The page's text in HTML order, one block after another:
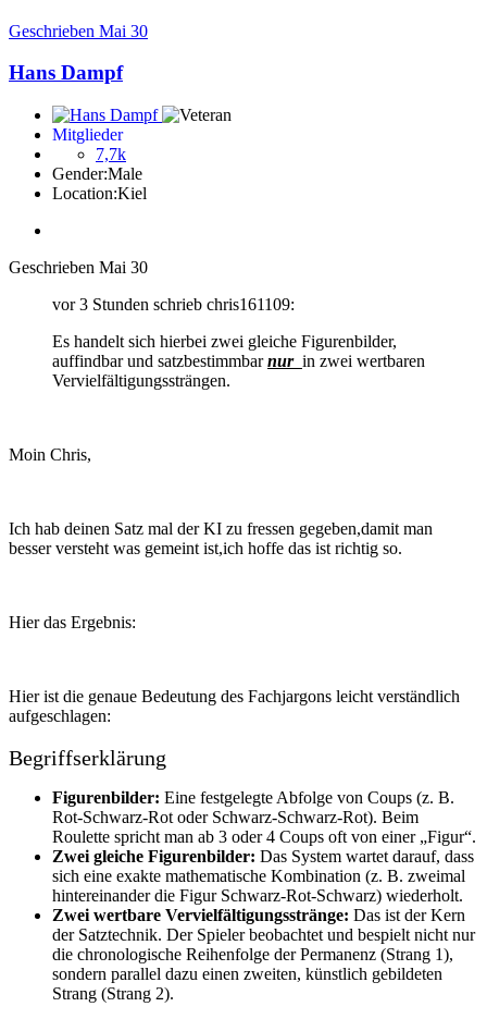
Geschrieben Mai 30
Hans Dampf
Mitglieder
7,7k
Gender:Male
Location:Kiel
Geschrieben Mai 30
vor 3 Stunden schrieb chris161109:
Es handelt sich hierbei zwei gleiche Figurenbilder,
auffindbar und satzbestimmbarnur in zwei wertbaren
Vervielfältigungssträngen.
Moin Chris,
Ich hab deinen Satz mal der KI zu fressen gegeben,damit man
besser versteht was gemeint ist,ich hoffe das ist richtig so.
Hier das Ergebnis:
Hier ist die genaue Bedeutung des Fachjargons leicht verständlich
aufgeschlagen:
Begriffserklärung
Figurenbilder: Eine festgelegte Abfolge von Coups (z. B.
Rot-Schwarz-Rot oder Schwarz-Schwarz-Rot). Beim
Roulette spricht man ab 3 oder 4 Coups oft von einer „Figur“.
Zwei gleiche Figurenbilder: Das System wartet darauf, dass
sich eine exakte mathematische Kombination (z. B. zweimal
hintereinander die Figur Schwarz-Rot-Schwarz) wiederholt.
Zwei wertbare Vervielfältigungsstränge: Das ist der Kern
der Satztechnik. Der Spieler beobachtet und bespielt nicht nur
die chronologische Reihenfolge der Permanenz (Strang 1),
sondern parallel dazu einen zweiten, künstlich gebildeten
Strang (Strang 2).